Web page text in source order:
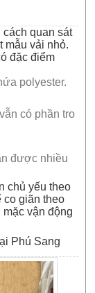
cách quan sát
mẫu vải nhỏ.
đặc điểm
polyester.
có phần tro
được nhiều
chủ yếu theo
co giãn theo
vận động
Phú Sang